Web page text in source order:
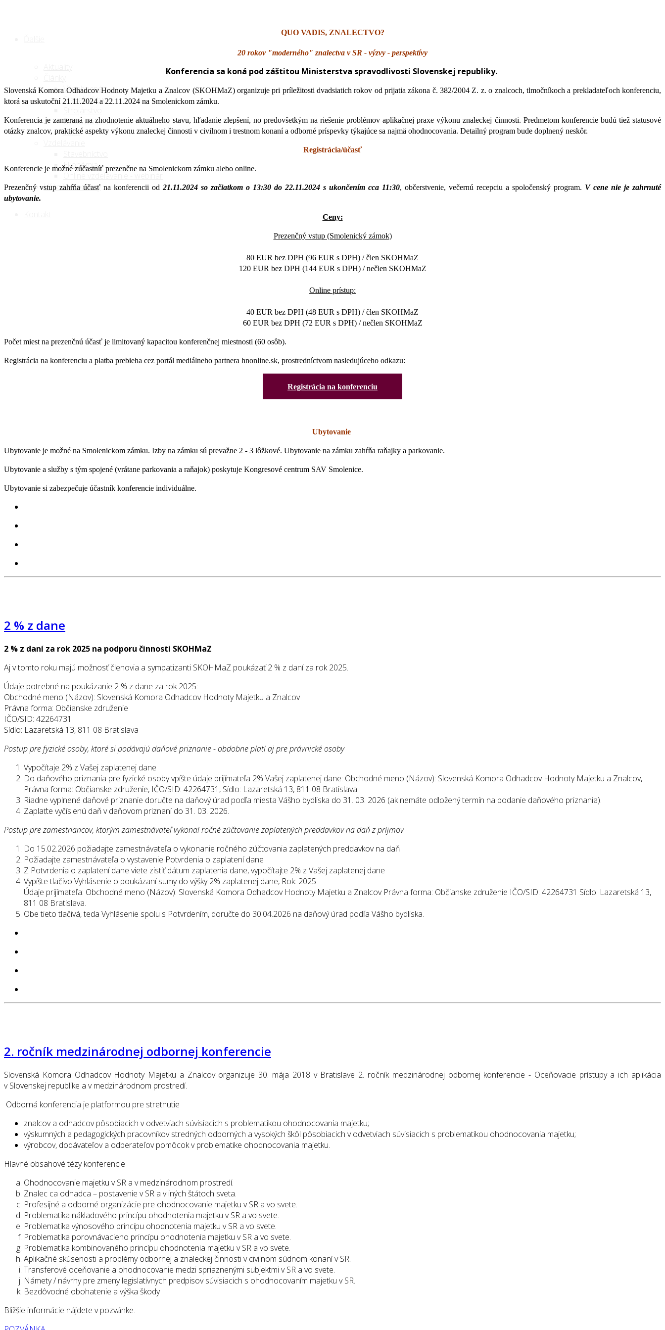
Všeobecné
Stavebníctvo
Doprava cestná
iné ...
Ekonómia
Online vzdelávanie - webinár
Užitočné odkazy
QUO VADIS, ZNALECTVO?
20 rokov "moderného" znalectva v SR - výzvy - perspektívy
Konferencia sa koná pod záštitou Ministerstva spravodlivosti Slovenskej republiky.
Slovenská Komora Odhadcov Hodnoty Majetku a Znalcov (SKOHMaZ) organizuje pri príležitosti dvadsiatich rokov od prijatia zákona č. 382/2004 Z. z. o znalcoch, tlmočníkoch a prekladateľoch konferenciu,
ktorá sa uskutoční 21.11.2024 a 22.11.2024 na Smolenickom zámku.
Konferencia je zameraná na zhodnotenie aktuálneho stavu, hľadanie zlepšení, no predovšetkým na riešenie problémov aplikačnej praxe výkonu znaleckej činnosti. Predmetom konferencie budú tiež statusové
otázky znalcov, praktické aspekty výkonu znaleckej činnosti v civilnom i trestnom konaní a odborné príspevky týkajúce sa najmä ohodnocovania. Detailný program bude doplnený neskôr.
Registrácia/účasť
Konferencie je možné zúčastníť prezenčne na Smolenickom zámku alebo online.
Prezenčný vstup zahŕňa účasť na konferencii od 21.11.2024 so začiatkom o 13:30 do 22.11.2024 s ukončením cca 11:30, občerstvenie, večernú recepciu a spoločenský program. V cene nie je zahrnuté
ubytovanie.
Ceny:
Prezenčný vstup (Smolenický zámok)
80 EUR bez DPH (96 EUR s DPH) / člen SKOHMaZ
120 EUR bez DPH (144 EUR s DPH) / nečlen SKOHMaZ
Online prístup:
40 EUR bez DPH (48 EUR s DPH) / člen SKOHMaZ
60 EUR bez DPH (72 EUR s DPH) / nečlen SKOHMaZ
Počet miest na prezenčnú účasť je limitovaný kapacitou konferenčnej miestnosti (60 osôb).
Registrácia na konferenciu a platba prebieha cez portál mediálneho partnera hnonline.sk, prostredníctvom nasledujúceho odkazu:
Registrácia na konferenciu
Ubytovanie
Ubytovanie je možné na Smolenickom zámku. Izby na zámku sú prevažne 2 - 3 lôžkové. Ubytovanie na zámku zahŕňa raňajky a parkovanie.
Ubytovanie a služby s tým spojené (vrátane parkovania a raňajok) poskytuje Kongresové centrum SAV Smolenice.
Ubytovanie si zabezpečuje účastník konferencie individuálne.
2 % z dane
2 % z daní za rok 2025 na podporu činnosti SKOHMaZ
Aj v tomto roku majú možnosť členovia a sympatizanti SKOHMaZ poukázať 2 % z daní za rok 2025.
Údaje potrebné na poukázanie 2 % z dane za rok 2025:
Obchodné meno (Názov): Slovenská Komora Odhadcov Hodnoty Majetku a Znalcov
Právna forma: Občianske združenie
IČO/SID: 42264731
Sídlo: Lazaretská 13, 811 08 Bratislava
Postup pre fyzické osoby, ktoré si podávajú daňové priznanie - obdobne platí aj pre právnické osoby
Vypočítaje 2% z Vašej zaplatenej dane
Do daňového priznania pre fyzické osoby vpíšte údaje prijímateľa 2% Vašej zaplatenej dane: Obchodné meno (Názov): Slovenská Komora Odhadcov Hodnoty Majetku a Znalcov,
Právna forma: Občianske združenie, IČO/SID: 42264731, Sídlo: Lazaretská 13, 811 08 Bratislava
Riadne vyplnené daňové priznanie doručte na daňový úrad podľa miesta Vášho bydliska do 31. 03. 2026 (ak nemáte odložený termín na podanie daňového priznania).
Zaplaťte vyčíslenú daň v daňovom priznaní do 31. 03. 2026.
Postup pre zamestnancov, ktorým zamestnávateľ vykonal ročné zúčtovanie zaplatených preddavkov na daň z príjmov
Do 15.02.2026 požiadajte zamestnávateľa o vykonanie ročného zúčtovania zaplatených preddavkov na daň
Požiadajte zamestnávateľa o vystavenie Potvrdenia o zaplatení dane
Z Potvrdenia o zaplatení dane viete zistiť dátum zaplatenia dane, vypočítajte 2% z Vašej zaplatenej dane
Vypíšte tlačivo Vyhlásenie o poukázaní sumy do výšky 2% zaplatenej dane, Rok: 2025
Údaje prijímateľa: Obchodné meno (Názov): Slovenská Komora Odhadcov Hodnoty Majetku a Znalcov Právna forma: Občianske združenie IČO/SID: 42264731 Sídlo: Lazaretská 13,
811 08 Bratislava.
Obe tieto tlačivá, teda Vyhlásenie spolu s Potvrdením, doručte do 30.04.2026 na daňový úrad podľa Vášho bydliska.
2. ročník medzinárodnej odbornej konferencie
Slovenská Komora Odhadcov Hodnoty Majetku a Znalcov organizuje 30. mája 2018 v Bratislave 2. ročník medzinárodnej odbornej konferencie - Oceňovacie prístupy a ich aplikácia
v Slovenskej republike a v medzinárodnom prostredí.
Odborná konferencia je platformou pre stretnutie
znalcov a odhadcov pôsobiacich v odvetviach súvisiacich s problematikou ohodnocovania majetku;
výskumných a pedagogických pracovníkov stredných odborných a vysokých škôl pôsobiacich v odvetviach súvisiacich s problematikou ohodnocovania majetku;
výrobcov, dodávateľov a odberateľov pomôcok v problematike ohodnocovania majetku.
Hlavné obsahové tézy konferencie
Ohodnocovanie majetku v SR a v medzinárodnom prostredí.
Znalec ca odhadca – postavenie v SR a v iných štátoch sveta.
Profesijné a odborné organizácie pre ohodnocovanie majetku v SR a vo svete.
Problematika nákladového princípu ohodnotenia majetku v SR a vo svete.
Problematika výnosového princípu ohodnotenia majetku v SR a vo svete.
Problematika porovnávacieho princípu ohodnotenia majetku v SR a vo svete.
Problematika kombinovaného princípu ohodnotenia majetku v SR a vo svete.
Aplikačné skúsenosti a problémy odbornej a znaleckej činnosti v civilnom súdnom konaní v SR.
Transferové oceňovanie a ohodnocovanie medzi spriaznenými subjektmi v SR a vo svete.
Námety / návrhy pre zmeny legislatívnych predpisov súvisiacich s ohodnocovaním majetku v SR.
Bezdôvodné obohatenie a výška škody
Bližšie informácie nájdete v pozvánke.